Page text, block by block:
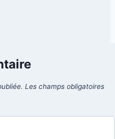
Les champs obligatoires